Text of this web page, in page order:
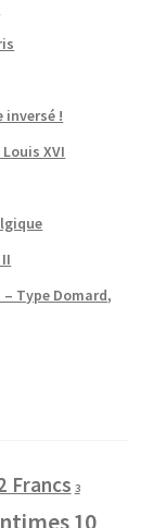
inversé !
XVI
Type Domard,
Francs 3
10